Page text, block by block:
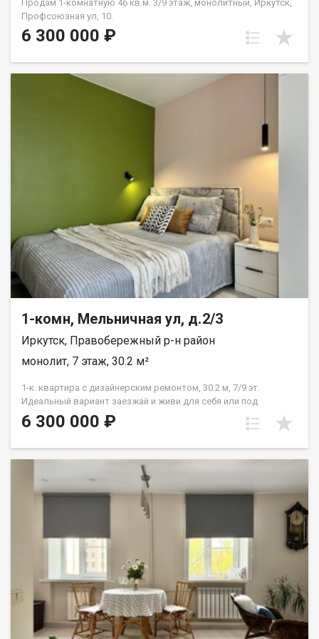
Продам 1-комнатную 46 кв.м. 3/9 этаж, монолитный, Иркутск,
Профсоюзная ул, 10.
6 300 000 ₽
1-комн, Мельничная ул, д.2/3
Иркутск, Правобережный р-н район
монолит, 7 этаж, 30.2 м²
1-к. квартира с дизайнерским ремонтом, 30.2 м, 7/9 эт.
Идеальный вариант заезжай и живи для себя или под
высокодоходную аренду! Продается стильная, светлая
однокомнатная квартира с авторским дизайнерским
первого дня! ТОП-ЛОКАЦИЯ: ВСЁ РЯДОМ (Идеально для
студентов и аренды) В шаговой доступности Юридический
институт, Техникум машиностроения им. Н.П. Трапезникова.
Транспортная доступность: Прямой маршрут общественного
Квартал . Удобный и быстрый выезд на автомобиле на улицы
Сурнова, Фабричную, Кожзаводскую и Рабочего Штаба.
ПОЧЕМУ ИМЕННО ЭТА КВАРТИРА? Кухня и техника остаются:
Современный кухонный гарнитур со встроенной бытовой
техникой уже входит в стоимость. Дизайнерский ремонт:
Использованы качественные материалы, идеально
выровнены стены и полы, продумано зонирование и
эргономичное освещение. Отличный 7 этаж: Много
6 300 000 ₽